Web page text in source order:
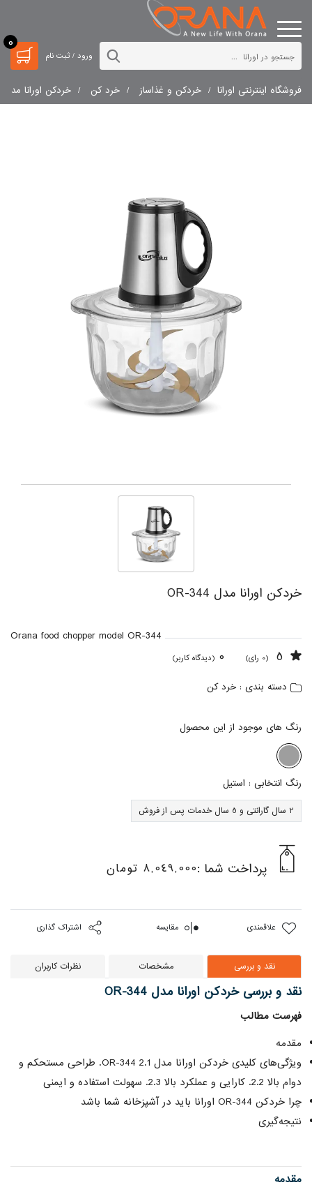
ورود / ثبت نام
0
فروشگاه اینترنتی اورانا خردکن و غذاساز خرد کن خردکن اورانا مدل OR-344
خردکن اورانا مدل OR-344
Orana food chopper model OR-344
(0 رای) 0 (دیدگاه کاربر)
دسته بندی : خرد کن
رنگ های موجود از این محصول
رنگ انتخابی : استیل
2 سال گارانتی و 5 سال خدمات پس از فروش
پرداخت شما :8,049,000 تومان
علاقمندی مقایسه اشتراک گذاری
نقد و بررسی مشخصات نظرات کاربران
نقد و بررسی خردکن اورانا مدل OR-344
فهرست مطالب
مقدمه
ویژگی‌های کلیدی خردکن اورانا مدل OR-344 2.1. طراحی مستحکم و
دوام بالا 2.2. کارایی و عملکرد بالا 2.3. سهولت استفاده و ایمنی
چرا خردکن OR-344 اورانا باید در آشپزخانه شما باشد
نتیجه‌گیری
مقدمه